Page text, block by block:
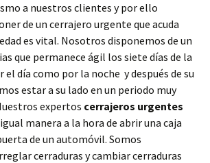
a nuestros clientes y por ello
de un cerrajero urgente que acuda
es vital. Nosotros disponemos de un
que permanece ágil los siete días de la
día como por la noche y después de su
estar a su lado en un periodo muy
expertos cerrajeros urgentes
manera a la hora de abrir una caja
de un automóvil. Somos
cerraduras y cambiar cerraduras